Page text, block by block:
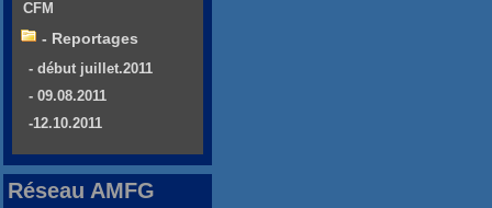
CFM
- Reportages
- début juillet.2011
- 09.08.2011
-12.10.2011
Réseau AMFG